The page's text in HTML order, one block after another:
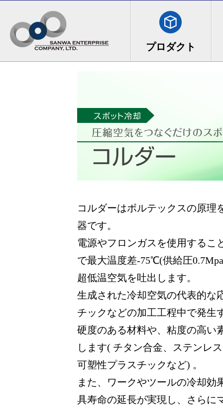
コルダーはボルテックスの原理
器です。
電源やフロンガスを使用するこ
で最大温度差-75℃(供給圧
超低温空気を吐出します。
生成された冷却空気の代表的な
チックなどの加工工程中で発生
硬度のある材料や、粘度の高い
します( チタン合金、ステンレ
可塑性プラスチックなど) 。
また、ワークやツールの冷却効
具寿命の延長が実現し、さらに